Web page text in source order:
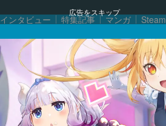
広告をスキップ
インタビュー 特集記事 マンガ Steam